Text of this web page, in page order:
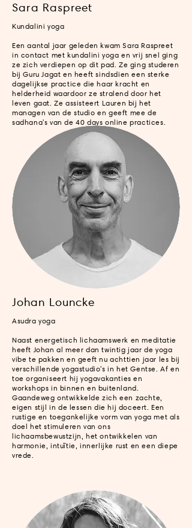
Sara Raspreet
Kundalini yoga
Een aantal jaar geleden kwam Sara Raspreet
in contact met kundalini yoga en vrij snel ging
ze zich verdiepen op dit pad. Ze ging studeren
bij Guru Jagat en heeft sindsdien een sterke
dagelijkse practice die haar kracht en
helderheid waardoor ze stralend door het
leven gaat. Ze assisteert Lauren bij het
managen van de studio en geeft mee de
sadhana's van de 40 days online practices.
Johan Louncke
Asudra yoga
Naast energetisch lichaamswerk en meditatie
heeft Johan al meer dan twintig jaar de yoga
vibe te pakken en geeft nu achttien jaar les bij
verschillende yogastudio's in het Gentse. Af en
toe organiseert hij yogavakanties en
workshops in binnen en buitenland.
Gaandeweg ontwikkelde zich een zachte,
eigen stijl in de lessen die hij doceert. Een
rustige en toegankelijke vorm van yoga met als
doel het stimuleren van ons
lichaamsbewustzijn, het ontwikkelen van
harmonie, intuïtie, innerlijke rust en een diepe
vrede.